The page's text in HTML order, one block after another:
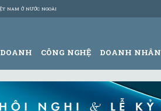
NAM Ở NƯỚC NGOÀI
CÔNG NGHỆ DOANH NHÂN